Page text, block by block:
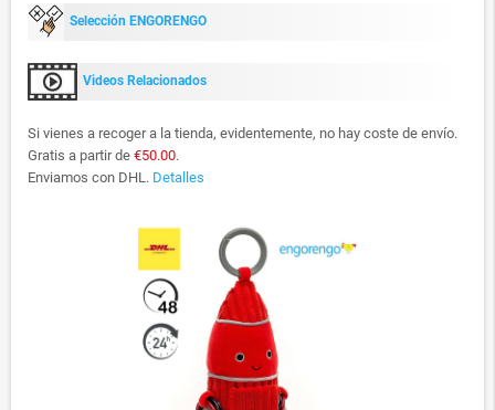
Selección ENGORENGO
Videos Relacionados
Si vienes a recoger a la tienda, evidentemente, no hay coste de envío.
Gratis a partir de €50.00.
Enviamos con DHL. Detalles